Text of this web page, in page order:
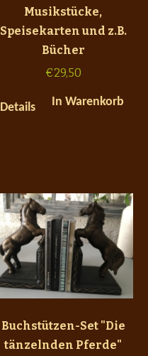
Musikstücke,
Speisekarten und z.B.
Bücher
€29,50
Details In Warenkorb
Buchstützen-Set "Die
tänzelnden Pferde"